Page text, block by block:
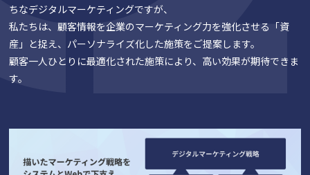
ちなデジタルマーケティングですが、
私たちは、顧客情報を企業のマーケティング力を強化させる「資
産」と捉え、パーソナライズ化した施策をご提案します。
顧客一人ひとりに最適化された施策により、高い効果が期待できま
す。